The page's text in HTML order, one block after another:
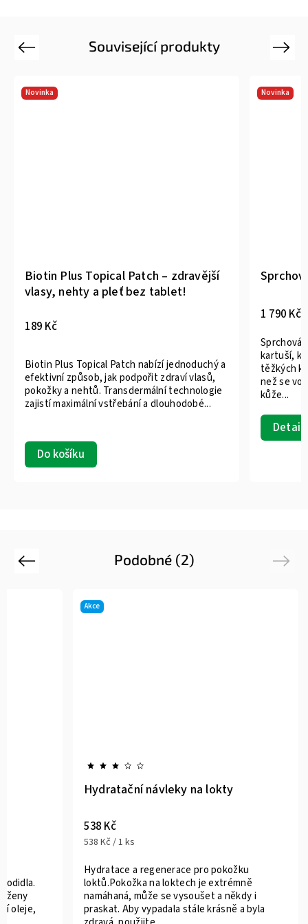
Související produkty
Previous
Novinka
Biotin Plus Topical Patch – zdravější
vlasy, nehty a pleť bez tablet!
189 Kč
Do košíku
Biotin Plus Topical Patch nabízí jednoduchý a
efektivní způsob, jak podpořit zdraví vlasů,
pokožky a nehtů. Transdermální technologie
zajistí maximální vstřebání a dlouhodobé...
Novinka
1 790 Kč
Detail
Sprchová
kartuší,
těžkých
než se
kůže...
Next
Podobné (2)
Previous
oleje,
Akce
Hydratační návleky na lokty
538 Kč
538 Kč / 1 ks
Hydratace a regenerace pro pokožku
loktů.Pokožka na loktech je extrémně
namáhaná, může se vysoušet a někdy i
praskat. Aby vypadala stále krásně a byla
Next